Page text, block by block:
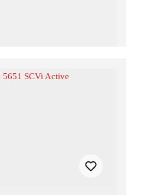
Ergebnisse in weniger als
und Platz für Ihr
Oberkorb